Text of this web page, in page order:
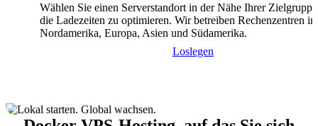
Wählen Sie einen Serverstandort in der Nähe Ihrer
die Ladezeiten zu optimieren. Wir betreiben Rechenzentren in
Nordamerika, Europa, Asien und Südamerika.
Loslegen